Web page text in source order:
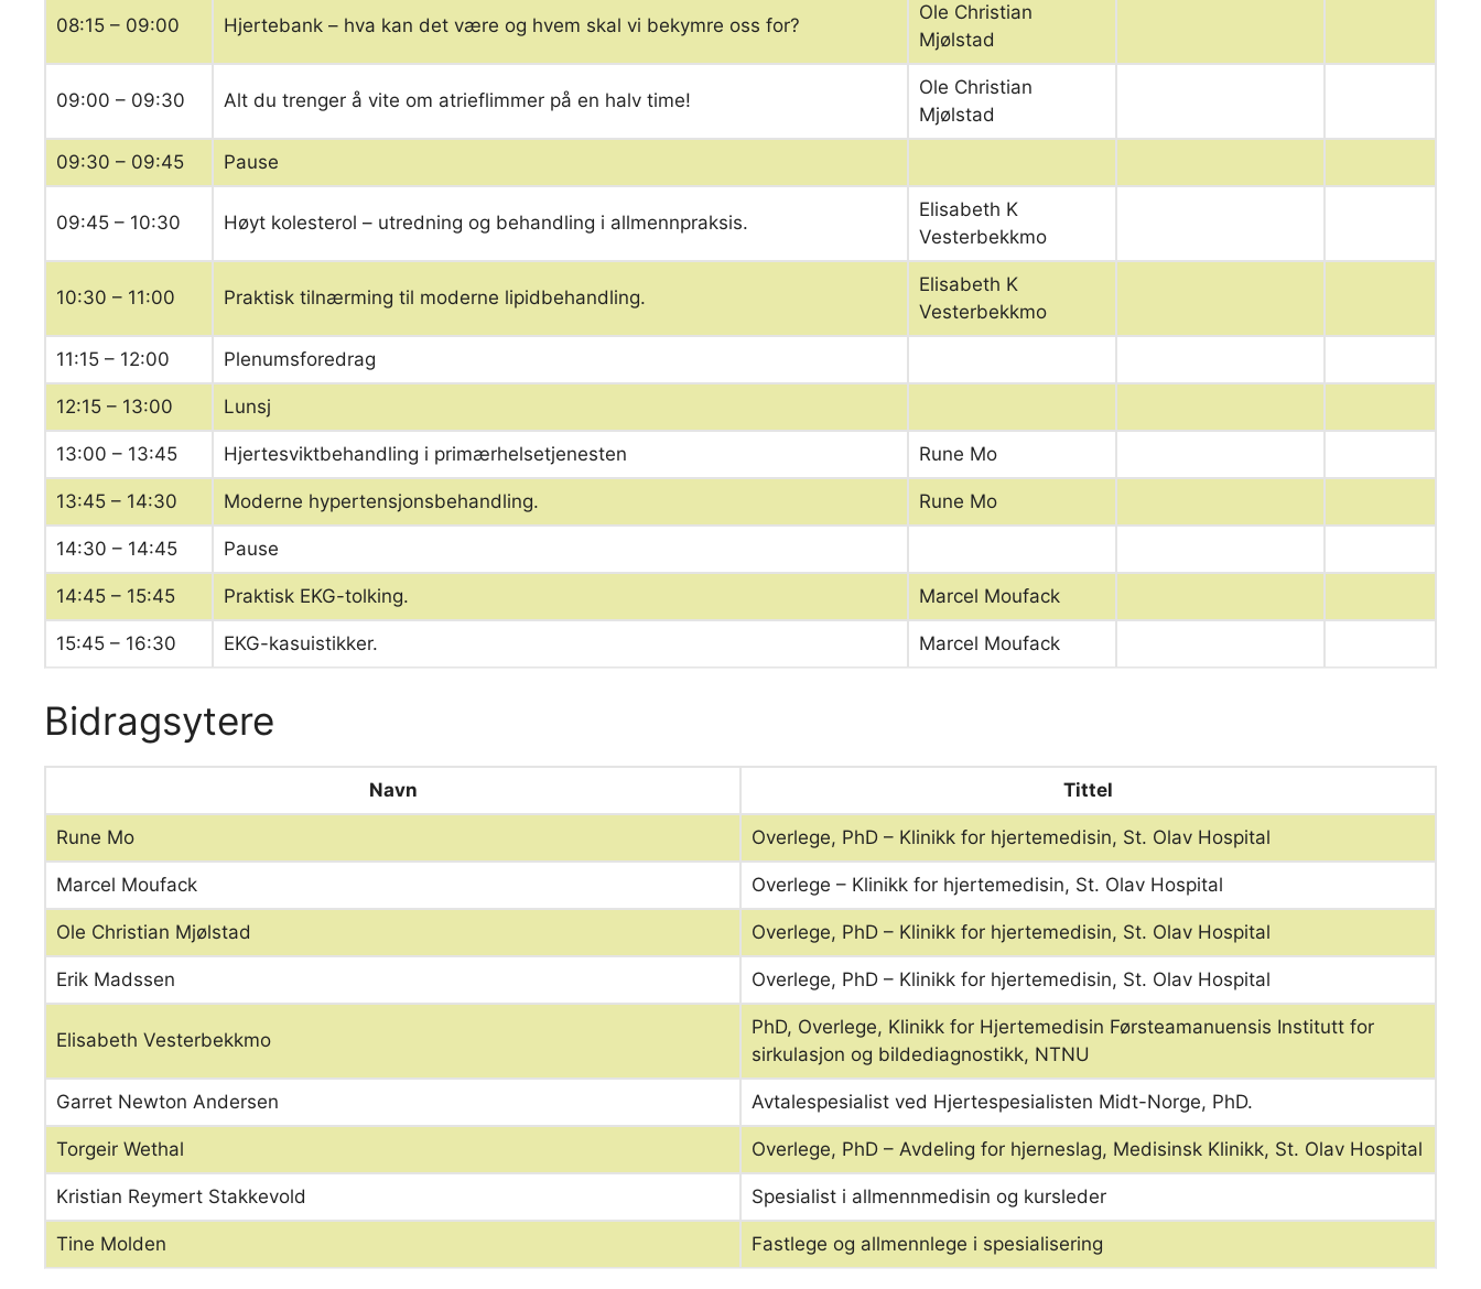
08:15 – 09:00 Hjertebank – hva kan det være og hvem skal vi bekymre oss for?
Ole Christian
Mjølstad
09:00 – 09:30 Alt du trenger å vite om atrieflimmer på en halv time!
Ole Christian
Mjølstad
09:30 – 09:45 Pause
09:45 – 10:30 Høyt kolesterol – utredning og behandling i allmennpraksis.
Elisabeth K
Vesterbekkmo
10:30 – 11:00 Praktisk tilnærming til moderne lipidbehandling.
Elisabeth K
Vesterbekkmo
11:15 – 12:00 Plenumsforedrag
12:15 – 13:00 Lunsj
13:00 – 13:45 Hjertesviktbehandling i primærhelsetjenesten Rune Mo
13:45 – 14:30 Moderne hypertensjonsbehandling. Rune Mo
14:30 – 14:45 Pause
14:45 – 15:45 Praktisk EKG-tolking. Marcel Moufack
15:45 – 16:30 EKG-kasuistikker. Marcel Moufack
Bidragsytere
Navn Tittel
Rune Mo Overlege, PhD – Klinikk for hjertemedisin, St. Olav Hospital
Marcel Moufack Overlege – Klinikk for hjertemedisin, St. Olav Hospital
Ole Christian Mjølstad Overlege, PhD – Klinikk for hjertemedisin, St. Olav Hospital
Erik Madssen Overlege, PhD – Klinikk for hjertemedisin, St. Olav Hospital
Elisabeth Vesterbekkmo
PhD, Overlege, Klinikk for Hjertemedisin Førsteamanuensis Institutt for
sirkulasjon og bildediagnostikk, NTNU
Garret Newton Andersen Avtalespesialist ved Hjertespesialisten Midt-Norge, PhD.
Torgeir Wethal Overlege, PhD – Avdeling for hjerneslag, Medisinsk Klinikk, St. Olav Hospital
Kristian Reymert Stakkevold Spesialist i allmennmedisin og kursleder
Tine Molden Fastlege og allmennlege i spesialisering